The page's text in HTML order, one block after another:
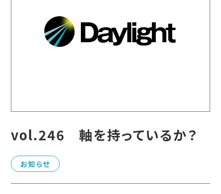
vol.246 軸を持っているか？
お知らせ